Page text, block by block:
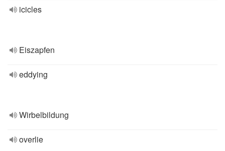
icicles
Eiszapfen
eddying
Wirbelbildung
overlie